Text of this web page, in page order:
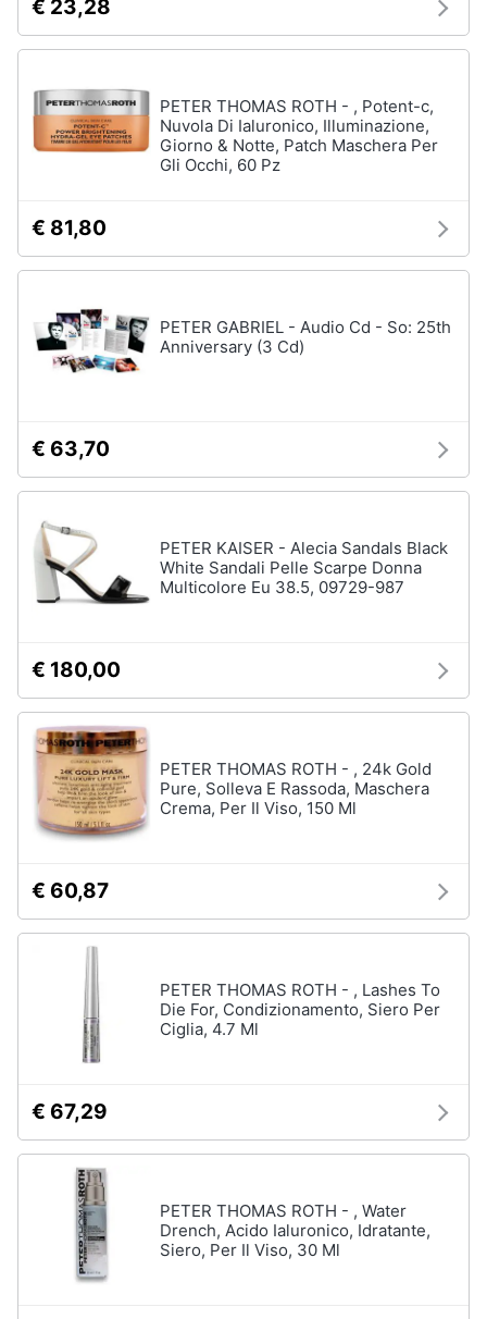
€ 23,28
PETER THOMAS ROTH - , Potent-c,
Nuvola Di Ialuronico, Illuminazione,
Giorno & Notte, Patch Maschera Per
Gli Occhi, 60 Pz
€ 81,80
PETER GABRIEL - Audio Cd - So: 25th
Anniversary (3 Cd)
€ 63,70
PETER KAISER - Alecia Sandals Black
White Sandali Pelle Scarpe Donna
Multicolore Eu 38.5, 09729-987
€ 180,00
PETER THOMAS ROTH - , 24k Gold
Pure, Solleva E Rassoda, Maschera
Crema, Per Il Viso, 150 Ml
€ 60,87
PETER THOMAS ROTH - , Lashes To
Die For, Condizionamento, Siero Per
Ciglia, 4.7 Ml
€ 67,29
PETER THOMAS ROTH - , Water
Drench, Acido Ialuronico, Idratante,
Siero, Per Il Viso, 30 Ml